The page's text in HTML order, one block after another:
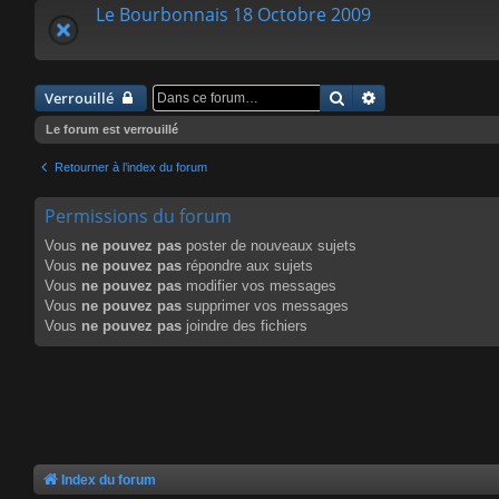
Le Bourbonnais 18 Octobre 2009
Verrouillé Rechercher
Le forum est verrouillé
Retourner à l’index du forum
Permissions du forum
Vous ne pouvez pas poster de nouveaux sujets
Vous ne pouvez pas répondre aux sujets
Vous ne pouvez pas modifier vos messages
Vous ne pouvez pas supprimer vos messages
Vous ne pouvez pas joindre des fichiers
Index du forum